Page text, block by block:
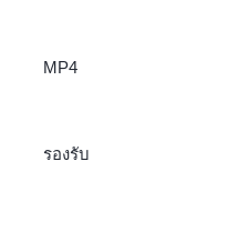
MP4
รองรับ